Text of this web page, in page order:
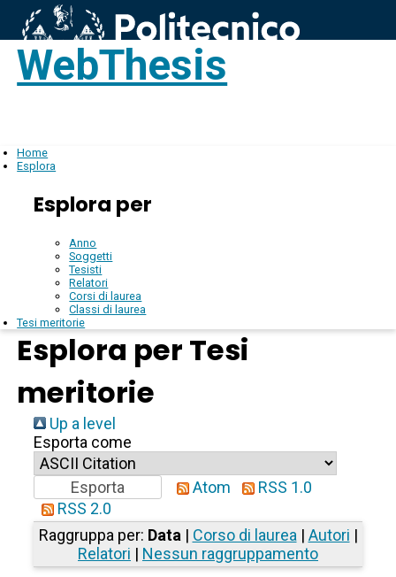
WebThesis
Home
Esplora
Esplora per
Anno
Soggetti
Tesisti
Relatori
Corsi di laurea
Classi di laurea
Tesi meritorie
Esplora per Tesi
meritorie
Up a level
Esporta come
Atom
RSS 1.0
RSS 2.0
Raggruppa per: Data| Corso di laurea| Autori |
Relatori | Nessun raggruppamento